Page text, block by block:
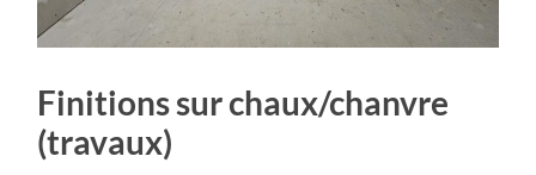
Finitions sur chaux/chanvre
(travaux)